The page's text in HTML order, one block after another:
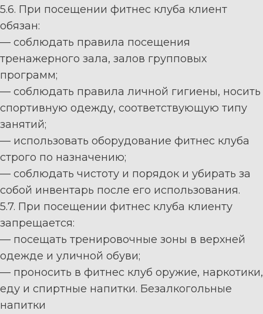
5.6. При посещении фитнес клуба клиент
обязан:
— соблюдать правила посещения
тренажерного зала, залов групповых
программ;
— соблюдать правила личной гигиены, носить
спортивную одежду, соответствующую типу
занятий;
— использовать оборудование фитнес клуба
строго по назначению;
— соблюдать чистоту и порядок и убирать за
собой инвентарь после его использования.
5.7. При посещении фитнес клуба клиенту
запрещается:
— посещать тренировочные зоны в верхней
одежде и уличной обуви;
— проносить в фитнес клуб оружие, наркотики,
еду и спиртные напитки. Безалкогольные
напитки